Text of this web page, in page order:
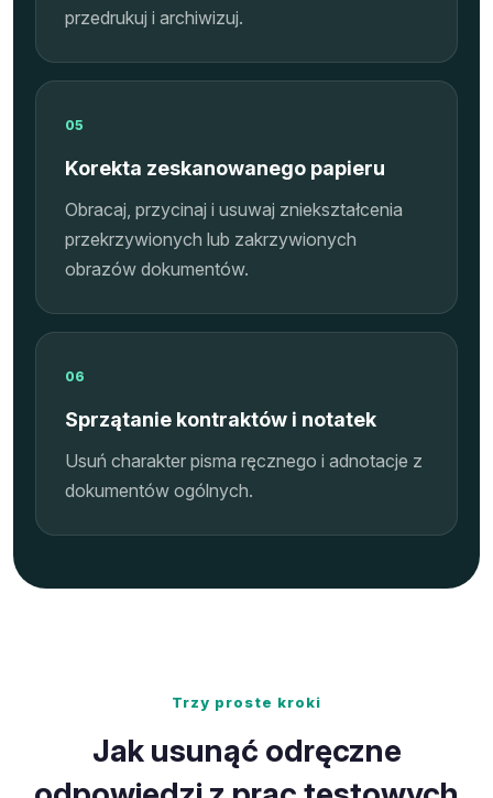
przedrukuj i archiwizuj.
05
Korekta zeskanowanego papieru
Obracaj, przycinaj i usuwaj zniekształcenia
przekrzywionych lub zakrzywionych
obrazów dokumentów.
06
Sprzątanie kontraktów i notatek
Usuń charakter pisma ręcznego i adnotacje z
dokumentów ogólnych.
Trzy proste kroki
Jak usunąć odręczne